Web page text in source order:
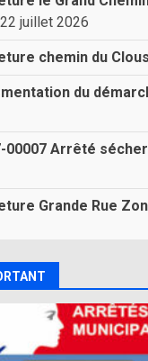
22 juillet 2026
chemin du
du
00007 Arrêté
Grande Rue